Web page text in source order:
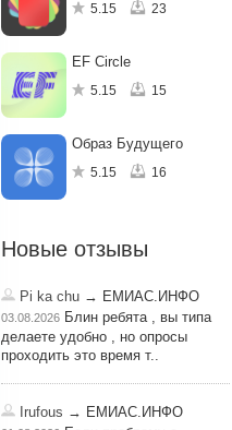
5.15 23
EF Circle
5.15 15
Образ Будущего
5.15 16
Новые отзывы
Pi ka chu → ЕМИАС.ИНФО
03.08.2026 Блин ребята , вы типа
делаете удобно , но опросы
проходить это время т..
Irufous → ЕМИАС.ИНФО